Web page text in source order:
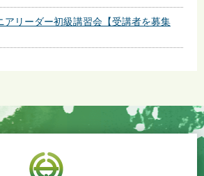
アリーダー初級講習会【受講者を募集